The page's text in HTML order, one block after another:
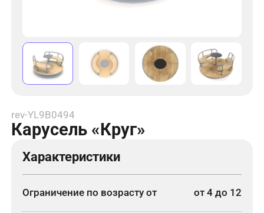
rev-YL9B0494
Карусель «Круг»
Характеристики
Ограничение по возрасту от от 4 до 12